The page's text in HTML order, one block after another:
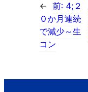
← 前: 4;２
０か月連続
で減少～生
コン